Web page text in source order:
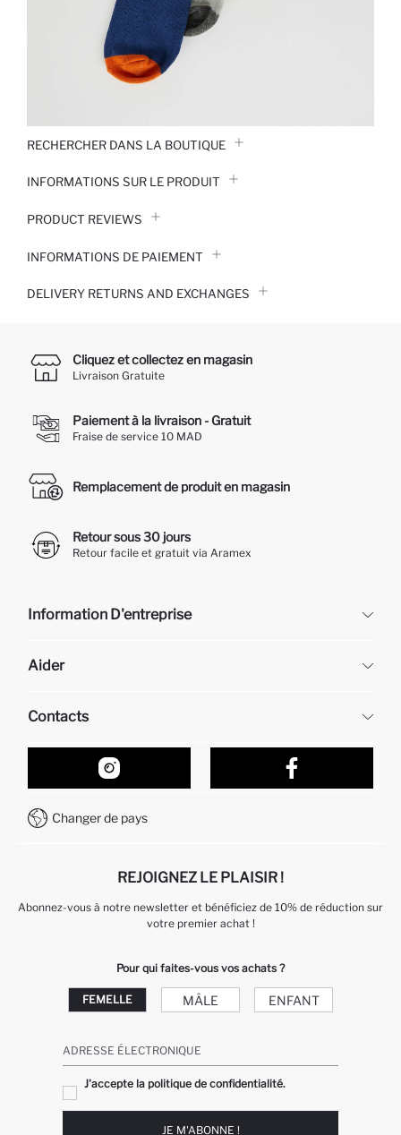
RECHERCHER DANS LA BOUTIQUE
INFORMATIONS SUR LE PRODUIT
PRODUCT REVIEWS
INFORMATIONS DE PAIEMENT
DELIVERY RETURNS AND EXCHANGES
Cliquez et collectez en magasin
Livraison Gratuite
Paiement à la livraison - Gratuit
Fraise de service 10 MAD
Remplacement de produit en magasin
Retour sous 30 jours
Retour facile et gratuit via Aramex
Information D'entreprise
À propos de nous
Aider
Retour et changement
Suivi de la Commande
Comment acheter sur DeFacto ?
Comment payer sur DeFacto?
Contacts
Nos Magasins
Formulaire de contact
Service Client +212 525 076 633
Changer de pays
REJOIGNEZ LE PLAISIR !
Abonnez-vous à notre newsletter et bénéficiez de 10% de réduction sur
votre premier achat !
Pour qui faites-vous vos achats ?
FEMELLE MÂLE ENFANT
ADRESSE ÉLECTRONIQUE
J'accepte la politique de confidentialité.
JE M'ABONNE !